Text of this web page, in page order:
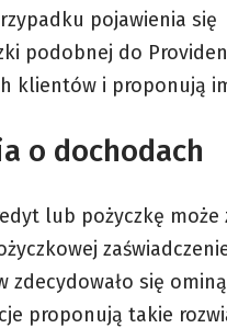
pojawienia się
podobnej do
klientów i proponują
o dochodach
lub pożyczkę
zdecydowało się
proponują takie